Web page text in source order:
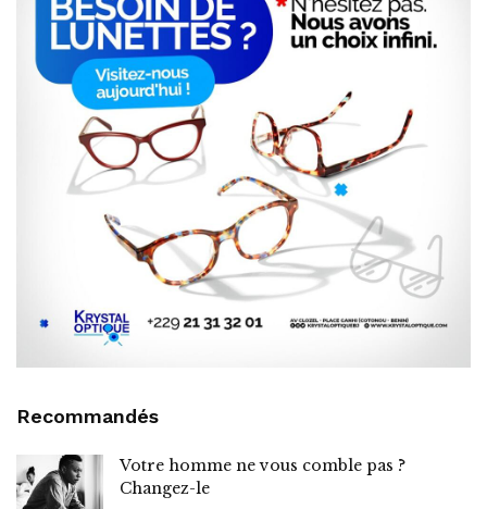
Recommandés
Votre homme ne vous comble pas ?
Changez-le